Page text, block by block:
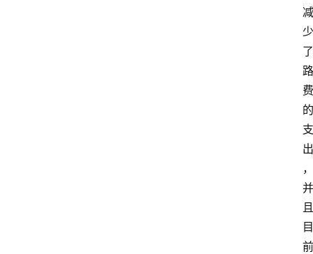
减
少
了
路
费
的
支
出
，
并
且
目
前